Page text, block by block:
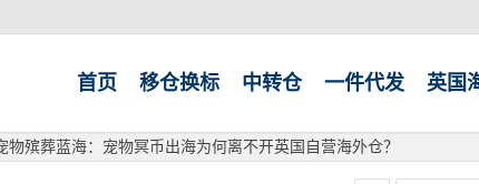
首页 移仓换标 中转仓 一件代发 英国
物殡葬蓝海：宠物冥币出海为何离不开英国自营海外仓？